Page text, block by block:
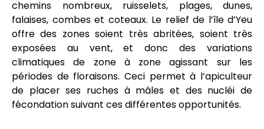
chemins nombreux, ruisselets, plages, dunes,
falaises, combes et coteaux. Le relief de l’île d’Yeu
offre des zones soient très abritées, soient très
exposées au vent, et donc des variations
climatiques de zone à zone agissant sur les
périodes de floraisons. Ceci permet à l’apiculteur
de placer ses ruches à mâles et des nucléi de
fécondation suivant ces différentes opportunités.